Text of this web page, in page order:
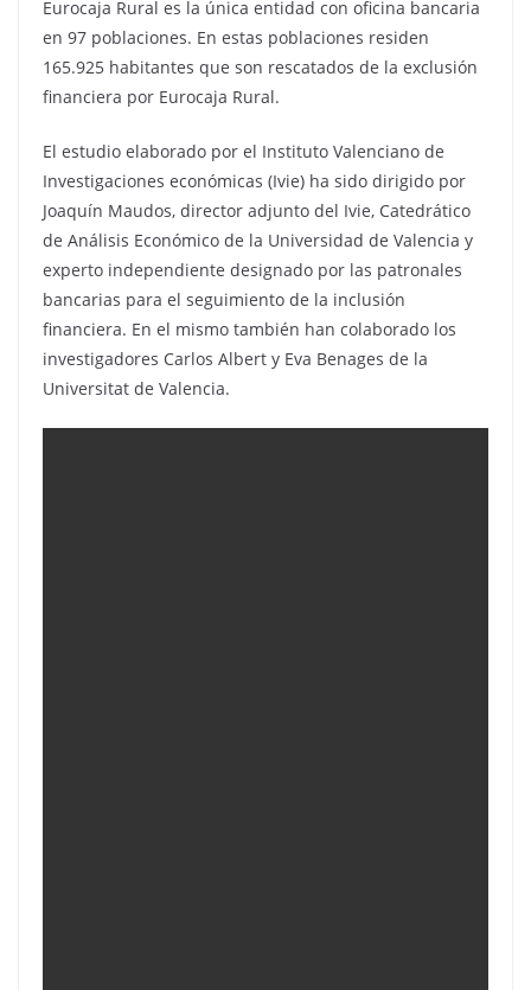
Eurocaja Rural es la única entidad con oficina bancaria
en 97 poblaciones. En estas poblaciones residen
165.925 habitantes que son rescatados de la exclusión
financiera por Eurocaja Rural.
El estudio elaborado por el Instituto Valenciano de
Investigaciones económicas (Ivie) ha sido dirigido por
Joaquín Maudos, director adjunto del Ivie, Catedrático
de Análisis Económico de la Universidad de Valencia y
experto independiente designado por las patronales
bancarias para el seguimiento de la inclusión
financiera. En el mismo también han colaborado los
investigadores Carlos Albert y Eva Benages de la
Universitat de Valencia.